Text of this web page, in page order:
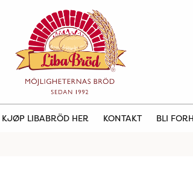
KJØP LIBABRÖD HER KONTAKT BLI